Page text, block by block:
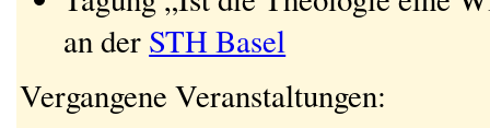
an der STH Basel
Vergangene Veranstaltungen: